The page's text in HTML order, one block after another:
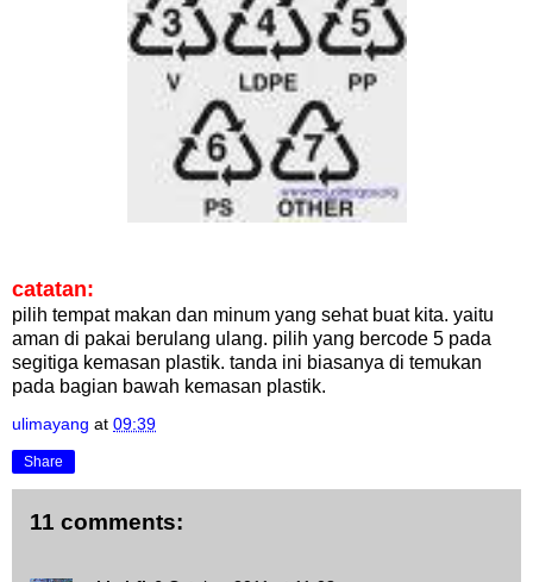
catatan:
pilih tempat makan dan minum yang sehat buat kita. yaitu
aman di pakai berulang ulang. pilih yang bercode 5 pada
segitiga kemasan plastik. tanda ini biasanya di temukan
pada bagian bawah kemasan plastik.
ulimayang at 09:39
Share
11 comments: